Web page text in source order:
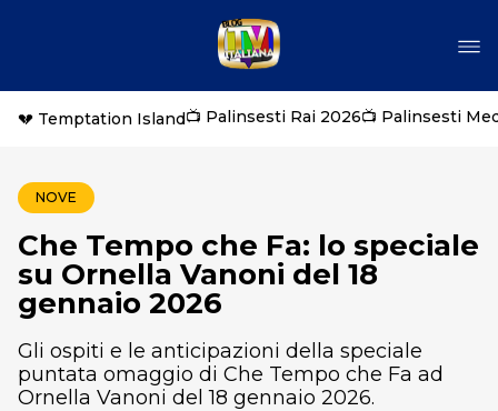
💔 Temptation Island📺 Palinsesti Rai 2026📺 Palinsesti
NOVE
Che Tempo che Fa: lo speciale
su Ornella Vanoni del 18
gennaio 2026
Gli ospiti e le anticipazioni della speciale
puntata omaggio di Che Tempo che Fa ad
Ornella Vanoni del 18 gennaio 2026.